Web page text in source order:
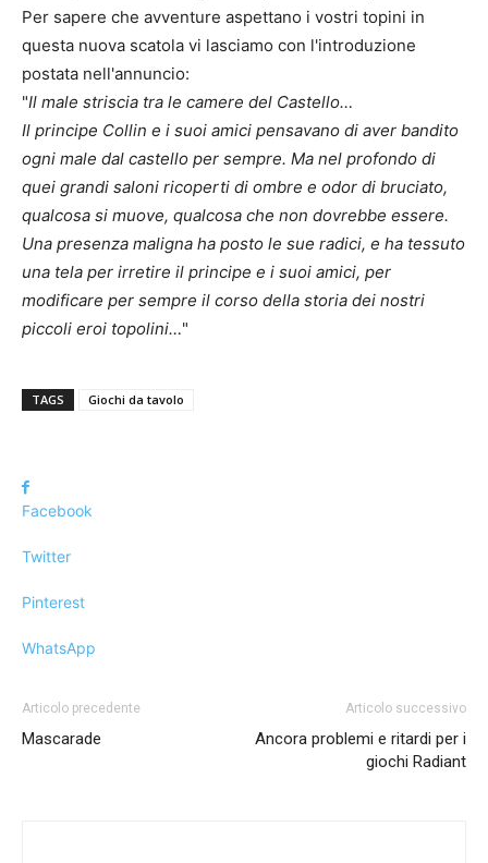
Per sapere che avventure aspettano i vostri topini in
questa nuova scatola vi lasciamo con l'introduzione
postata nell'annuncio:
"Il male striscia tra le camere del Castello…
Il principe Collin e i suoi amici pensavano di aver bandito
ogni male dal castello per sempre. Ma nel profondo di
quei grandi saloni ricoperti di ombre e odor di bruciato,
qualcosa si muove, qualcosa che non dovrebbe essere.
Una presenza maligna ha posto le sue radici, e ha tessuto
una tela per irretire il principe e i suoi amici, per
modificare per sempre il corso della storia dei nostri
piccoli eroi topolini…"
TAGS Giochi da tavolo
Facebook
Twitter
Pinterest
WhatsApp
Articolo precedente
Mascarade
Articolo successivo
Ancora problemi e ritardi per i
giochi Radiant